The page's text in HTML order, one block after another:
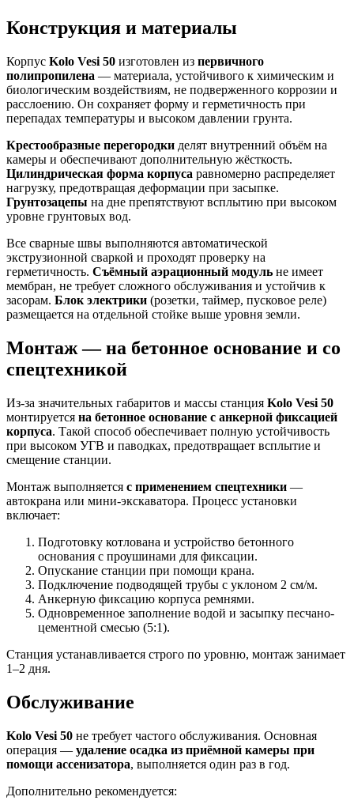
Конструкция и материалы
Корпус Kolo Vesi 50 изготовлен из первичного
полипропилена — материала, устойчивого к химическим и
биологическим воздействиям, не подверженного коррозии и
расслоению. Он сохраняет форму и герметичность при
перепадах температуры и высоком давлении грунта.
Крестообразные перегородки делят внутренний объём на
камеры и обеспечивают дополнительную жёсткость.
Цилиндрическая форма корпуса равномерно распределяет
нагрузку, предотвращая деформации при засыпке.
Грунтозацепы на дне препятствуют всплытию при высоком
уровне грунтовых вод.
Все сварные швы выполняются автоматической
экструзионной сваркой и проходят проверку на
герметичность. Съёмный аэрационный модуль не имеет
мембран, не требует сложного обслуживания и устойчив к
засорам. Блок электрики (розетки, таймер, пусковое реле)
размещается на отдельной стойке выше уровня земли.
Монтаж — на бетонное основание и со
спецтехникой
Из-за значительных габаритов и массы станция Kolo Vesi 50
монтируется на бетонное основание с анкерной фиксацией
корпуса. Такой способ обеспечивает полную устойчивость
при высоком УГВ и паводках, предотвращает всплытие и
смещение станции.
Монтаж выполняется с применением спецтехники —
автокрана или мини-экскаватора. Процесс установки
включает:
Подготовку котлована и устройство бетонного
основания с проушинами для фиксации.
Опускание станции при помощи крана.
Подключение подводящей трубы с уклоном 2 см/м.
Анкерную фиксацию корпуса ремнями.
Одновременное заполнение водой и засыпку песчано-
цементной смесью (5:1).
Станция устанавливается строго по уровню, монтаж занимает
1–2 дня.
Обслуживание
Kolo Vesi 50 не требует частого обслуживания. Основная
операция — удаление осадка из приёмной камеры при
помощи ассенизатора, выполняется один раз в год.
Дополнительно рекомендуется: